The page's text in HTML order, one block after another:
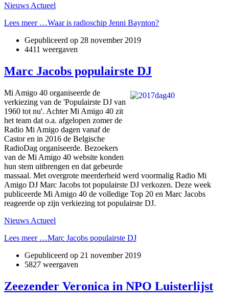
Nieuws Actueel
Lees meer …Waar is radioschip Jenni Baynton?
Gepubliceerd op 28 november 2019
4411 weergaven
Marc Jacobs populairste DJ
Mi Amigo 40 organiseerde de
verkiezing van de 'Populairste DJ van
1960 tot nu'. Achter Mi Amigo 40 zit
het team dat o.a. afgelopen zomer de
Radio Mi Amigo dagen vanaf de
Castor en in 2016 de Belgische
RadioDag organiseerde. Bezoekers
van de Mi Amigo 40 website konden
hun stem uitbrengen en dat gebeurde
massaal. Met overgrote meerderheid werd voormalig Radio Mi
Amigo DJ Marc Jacobs tot populairste DJ verkozen. Deze week
publiceerde Mi Amigo 40 de volledige Top 20 en Marc Jacobs
reageerde op zijn verkiezing tot populairste DJ.
Nieuws Actueel
Lees meer …Marc Jacobs populairste DJ
Gepubliceerd op 21 november 2019
5827 weergaven
Zeezender Veronica in NPO Luisterlijst